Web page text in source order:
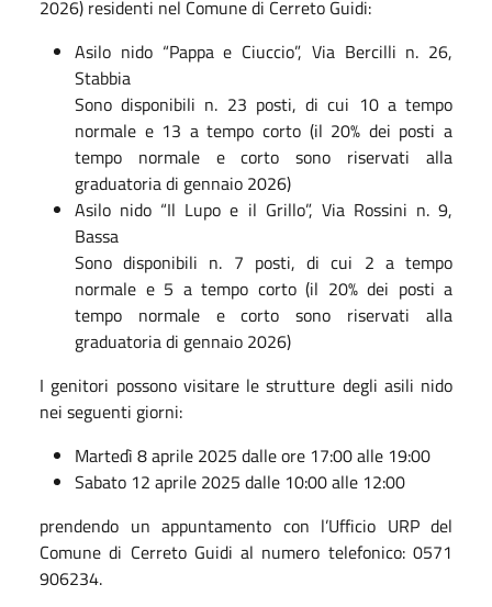
2026) residenti nel Comune di Cerreto Guidi:
Asilo nido “Pappa e Ciuccio”, Via Bercilli n. 26,
Stabbia
Sono disponibili n. 23 posti, di cui 10 a tempo
normale e 13 a tempo corto (il 20% dei posti a
tempo normale e corto sono riservati alla
graduatoria di gennaio 2026)
Asilo nido “Il Lupo e il Grillo”, Via Rossini n. 9,
Bassa
Sono disponibili n. 7 posti, di cui 2 a tempo
normale e 5 a tempo corto (il 20% dei posti a
tempo normale e corto sono riservati alla
graduatoria di gennaio 2026)
I genitori possono visitare le strutture degli asili nido
nei seguenti giorni:
Martedì 8 aprile 2025 dalle ore 17:00 alle 19:00
Sabato 12 aprile 2025 dalle 10:00 alle 12:00
prendendo un appuntamento con l’Ufficio URP del
Comune di Cerreto Guidi al numero telefonico: 0571
906234.